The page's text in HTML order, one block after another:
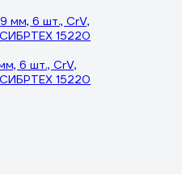
6 шт., CrV,
15220